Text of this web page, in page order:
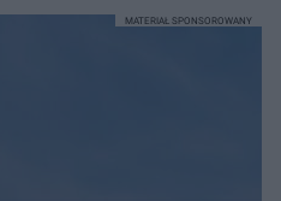
MATERIAŁ SPONSOROWANY